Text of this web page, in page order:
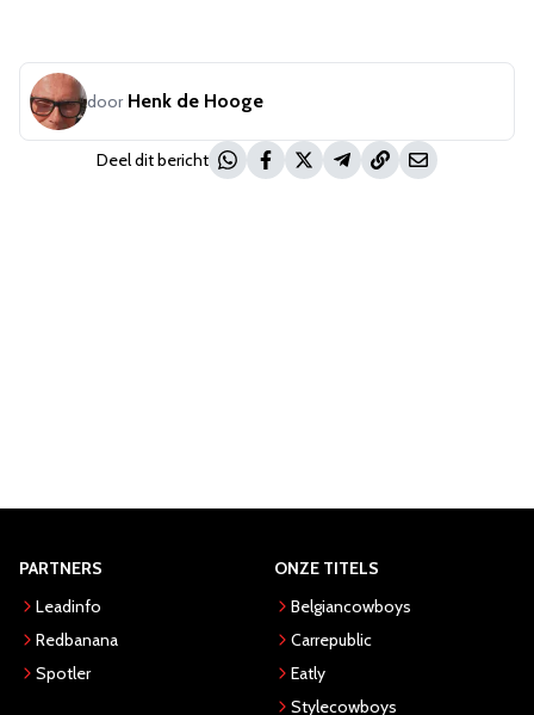
door Henk de Hooge
Deel dit bericht
PARTNERS
Leadinfo
Redbanana
Spotler
ONZE TITELS
Belgiancowboys
Carrepublic
Eatly
Stylecowboys